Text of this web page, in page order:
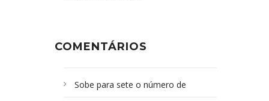
COMENTÁRIOS
Sobe para sete o número de